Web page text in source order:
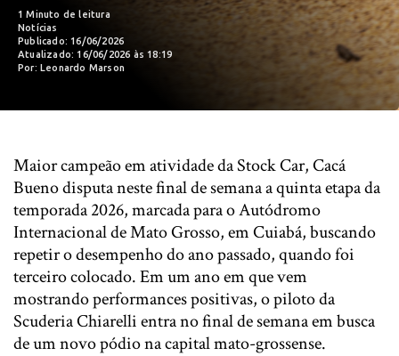
1 Minuto de leitura
Notícias
Publicado: 16/06/2026
Atualizado: 16/06/2026 às 18:19
Por: Leonardo Marson
Maior campeão em atividade da Stock Car, Cacá
Bueno disputa neste final de semana a quinta etapa da
temporada 2026, marcada para o Autódromo
Internacional de Mato Grosso, em Cuiabá, buscando
repetir o desempenho do ano passado, quando foi
terceiro colocado. Em um ano em que vem
mostrando performances positivas, o piloto da
Scuderia Chiarelli entra no final de semana em busca
de um novo pódio na capital mato-grossense.